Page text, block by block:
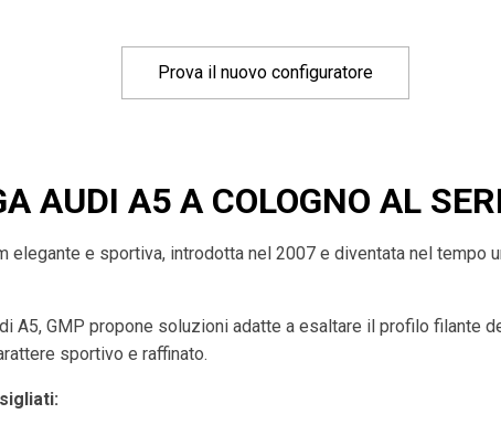
Prova il nuovo configuratore
AUDI A5 A COLOGNO AL
elegante e sportiva, introdotta nel 2007 e diventata nel
A5, GMP propone soluzioni adatte a esaltare il profilo filante
sportivo e raffinato.